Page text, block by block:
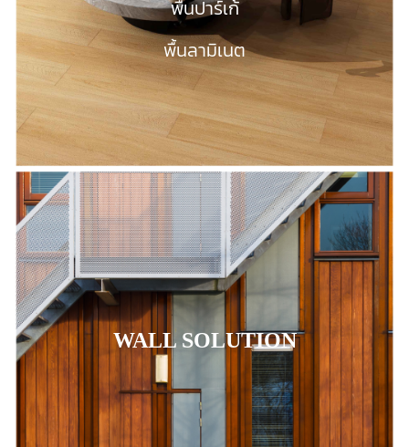
พื้นปาร์เก้
พื้นลามิเนต
พื้นปาร์เก้
พื้นลามิเนต
WALL SOLUTION
WALL SOLUTION